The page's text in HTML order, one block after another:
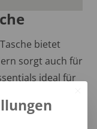
bietet
sorgt auch für
ideal für